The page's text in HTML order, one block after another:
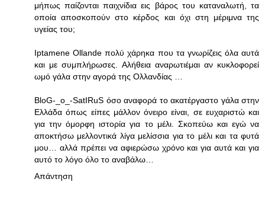
μήπως παίζονται παιχνίδια εις βάρος του καταναλωτή, τα
οποία αποσκοπούν στο κέρδος και όχι στη μέριμνα της
υγείας του;
Iptamene Ollande πολύ χάρηκα που τα γνωρίζεις όλα αυτά
και με συμπλήρωσες. Αλήθεια αναρωτιέμαι αν κυκλοφορεί
ωμό γάλα στην αγορά της Ολλανδίας …
BloG-_o_-SatIRuS όσο αναφορά το ακατέργαστο γάλα στην
Ελλάδα όπως είπες μάλλον όνειρο είναι, σε ευχαριστώ και
για την όμορφη ιστορία για το μέλι. Σκοπεύω και εγώ να
αποκτήσω μελλοντικά λίγα μελίσσια για το μέλι και τα φυτά
μου… αλλά πρέπει να αφιερώσω χρόνο και για αυτά και για
αυτό το λόγο όλο το αναβάλω…
Απάντηση